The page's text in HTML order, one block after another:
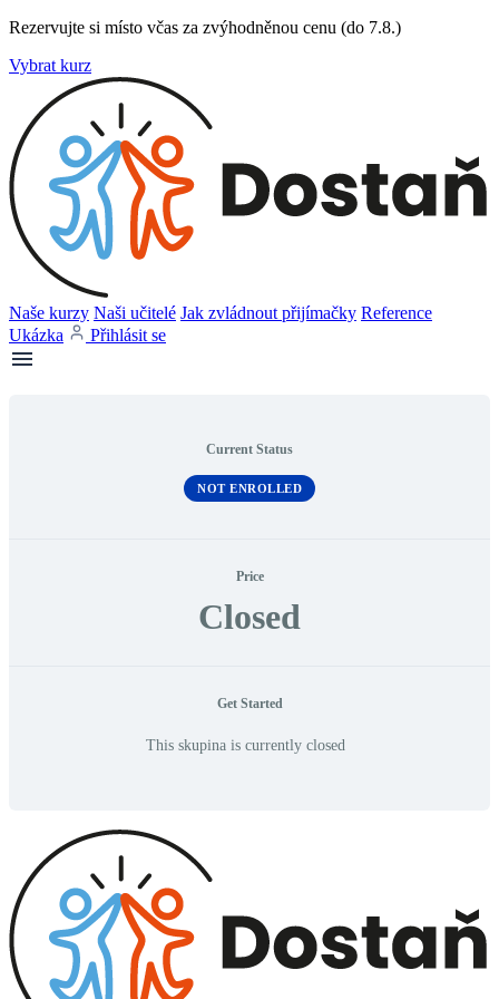
Rezervujte si místo včas za zvýhodněnou cenu (do 7.8.)
Vybrat kurz
Naše kurzy Naši učitelé Jak zvládnout přijímačky Reference
Ukázka
Přihlásit se
Current Status
NOT ENROLLED
Price
Closed
Get Started
This skupina is currently closed